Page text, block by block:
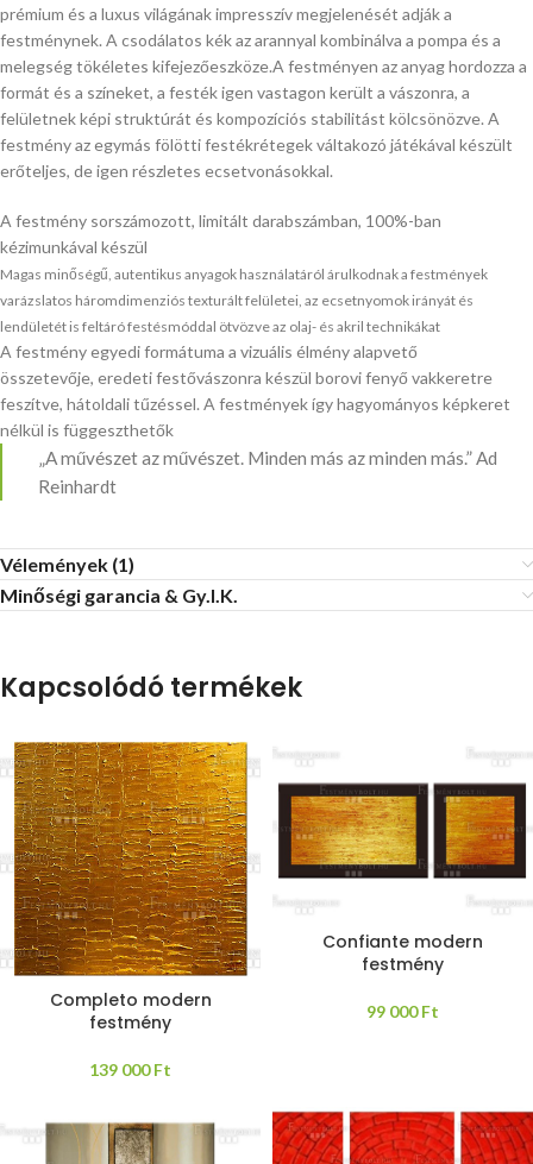
prémium és a luxus világának impresszív megjelenését adják a
festménynek. A csodálatos kék az arannyal kombinálva a pompa és a
melegség tökéletes kifejezőeszköze.A festményen az anyag hordozza a
formát és a színeket, a festék igen vastagon került a vászonra, a
felületnek képi struktúrát és kompozíciós stabilitást kölcsönözve. A
festmény az egymás fölötti festékrétegek váltakozó játékával készült
erőteljes, de igen részletes ecsetvonásokkal.
A festmény sorszámozott, limitált darabszámban, 100%-ban
kézimunkával készül
Magas minőségű, autentikus anyagok használatáról árulkodnak a festmények
varázslatos háromdimenziós texturált felületei, az ecsetnyomok irányát és
lendületét is feltáró festésmóddal ötvözve az olaj- és akril technikákat
A festmény egyedi formátuma a vizuális élmény alapvető
összetevője, eredeti festővászonra készül borovi fenyő vakkeretre
feszítve, hátoldali tűzéssel. A festmények így hagyományos képkeret
nélkül is függeszthetők
„A művészet az művészet. Minden más az minden más.” Ad
Reinhardt
Vélemények (1)
Minőségi garancia & Gy.I.K.
Kapcsolódó termékek
Completo modern
festmény
139 000Ft
Confiante modern
festmény
99 000Ft